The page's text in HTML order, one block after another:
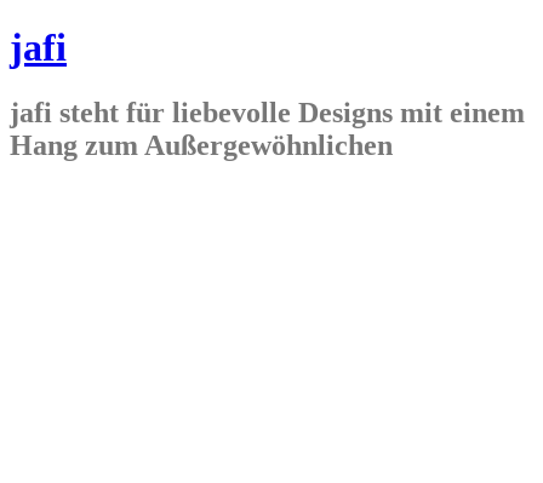
jafi
jafi steht für liebevolle Designs mit einem
Hang zum Außergewöhnlichen